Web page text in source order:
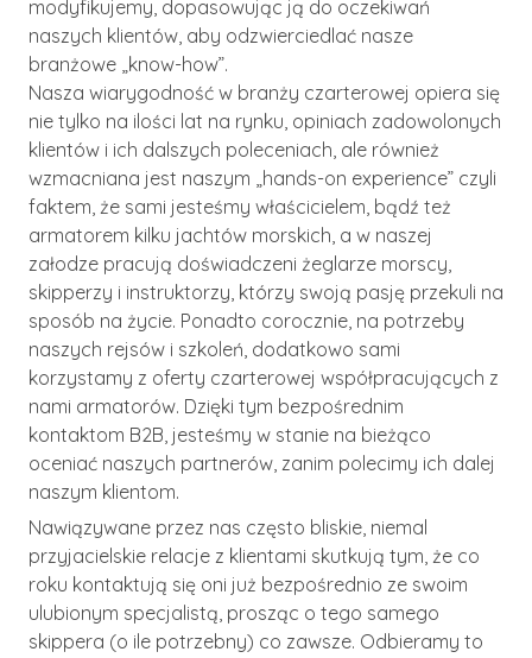
modyfikujemy, dopasowując ją do oczekiwań
naszych klientów, aby odzwierciedlać nasze
branżowe „know-how”.
Nasza wiarygodność w branży czarterowej opiera się
nie tylko na ilości lat na rynku, opiniach zadowolonych
klientów i ich dalszych poleceniach, ale również
wzmacniana jest naszym „hands-on experience” czyli
faktem, że sami jesteśmy właścicielem, bądź też
armatorem kilku jachtów morskich, a w naszej
załodze pracują doświadczeni żeglarze morscy,
skipperzy i instruktorzy, którzy swoją pasję przekuli na
sposób na życie. Ponadto corocznie, na potrzeby
naszych rejsów i szkoleń, dodatkowo sami
korzystamy z oferty czarterowej współpracujących z
nami armatorów. Dzięki tym bezpośrednim
kontaktom B2B, jesteśmy w stanie na bieżąco
oceniać naszych partnerów, zanim polecimy ich dalej
naszym klientom.
Nawiązywane przez nas często bliskie, niemal
przyjacielskie relacje z klientami skutkują tym, że co
roku kontaktują się oni już bezpośrednio ze swoim
ulubionym specjalistą, prosząc o tego samego
skippera (o ile potrzebny) co zawsze. Odbieramy to